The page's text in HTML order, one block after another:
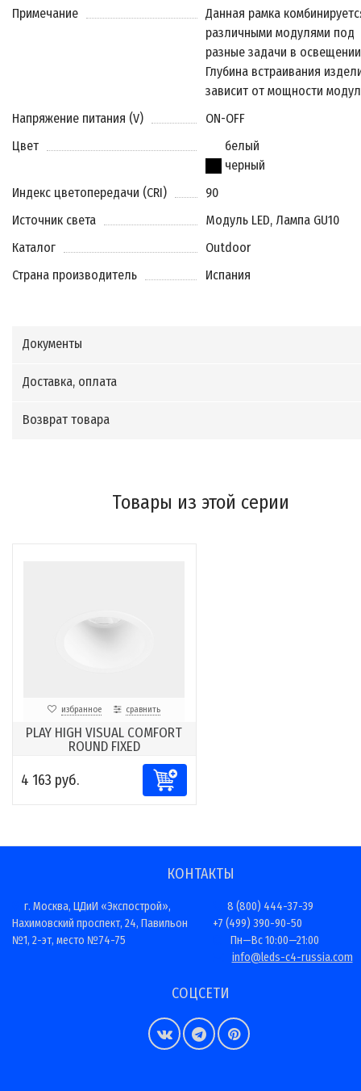
Примечание
Данная рамка
различными модулями под
разные задачи в
Глубина встраивания
зависит от мощности
Напряжение питания (V)
ON-OFF
Цвет
белый
черный
Индекс цветопередачи (CRI)
90
Источник света
Модуль LED, Лампа GU10
Каталог
Outdoor
Страна производитель
Испания
Документы
Доставка, оплата
Возврат товара
Товары из этой серии
избранное сравнить
PLAY HIGH VISUAL COMFORT
ROUND FIXED
4 163 руб.
КОНТАКТЫ
г. Москва, ЦДиИ «Экспострой»,
Нахимовский проспект, 24, Павильон
№1, 2-эт, место №74-75
8 (800) 444-37-39
+7 (499) 390-90-50
Пн—Вс 10:00—21:00
info@leds-c4-russia.com
СОЦСЕТИ